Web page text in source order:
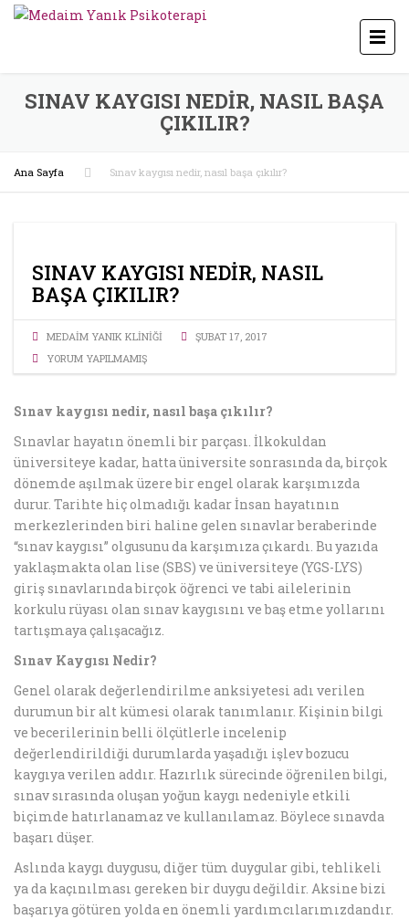
SINAV KAYGISI NEDIR, NASIL BAŞA
ÇIKILIR?
Ana Sayfa Sınav kaygısı nedir, nasıl başa çıkılır?
SINAV KAYGISI NEDIR, NASIL
BAŞA ÇIKILIR?
MEDAIM YANIK KLINIĞI
ŞUBAT 17, 2017
YORUM YAPILMAMIŞ
Sınav kaygısı nedir, nasıl başa çıkılır?
Sınavlar hayatın önemli bir parçası. İlkokuldan
üniversiteye kadar, hatta üniversite sonrasında da, birçok
dönemde aşılmak üzere bir engel olarak karşımızda
durur. Tarihte hiç olmadığı kadar İnsan hayatının
merkezlerinden biri haline gelen sınavlar beraberinde
“sınav kaygısı” olgusunu da karşımıza çıkardı. Bu yazıda
yaklaşmakta olan lise (SBS) ve üniversiteye (YGS-LYS)
giriş sınavlarında birçok öğrenci ve tabi ailelerinin
korkulu rüyası olan sınav kaygısını ve baş etme yollarını
tartışmaya çalışacağız.
Sınav Kaygısı Nedir?
Genel olarak değerlendirilme anksiyetesi adı verilen
durumun bir alt kümesi olarak tanımlanır. Kişinin bilgi
ve becerilerinin belli ölçütlerle incelenip
değerlendirildiği durumlarda yaşadığı işlev bozucu
kaygıya verilen addır. Hazırlık sürecinde öğrenilen bilgi,
sınav sırasında oluşan yoğun kaygı nedeniyle etkili
biçimde hatırlanamaz ve kullanılamaz. Böylece sınavda
başarı düşer.
Aslında kaygı duygusu, diğer tüm duygular gibi, tehlikeli
ya da kaçınılması gereken bir duygu değildir. Aksine bizi
başarıya götüren yolda en önemli yardımcılarımızdandır.